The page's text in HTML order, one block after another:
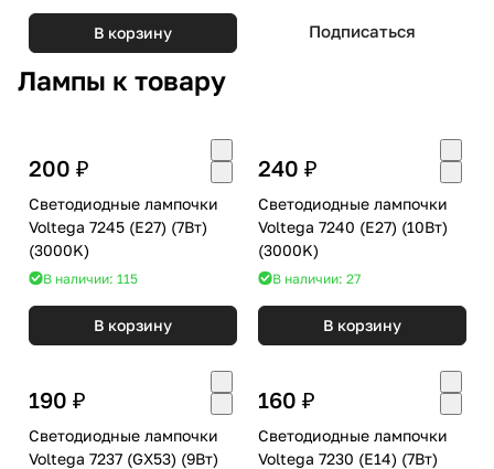
В корзину Подписаться
Лампы к товару
200 ₽
Светодиодные лампочки
Voltega 7245 (E27) (7Вт)
(3000K)
В наличии: 115
В корзину
240 ₽
Светодиодные лампочки
Voltega 7240 (E27) (10Вт)
(3000K)
В наличии: 27
В корзину
190 ₽
Светодиодные лампочки
Voltega 7237 (GX53) (9Вт)
160 ₽
Светодиодные лампочки
Voltega 7230 (E14) (7Вт)